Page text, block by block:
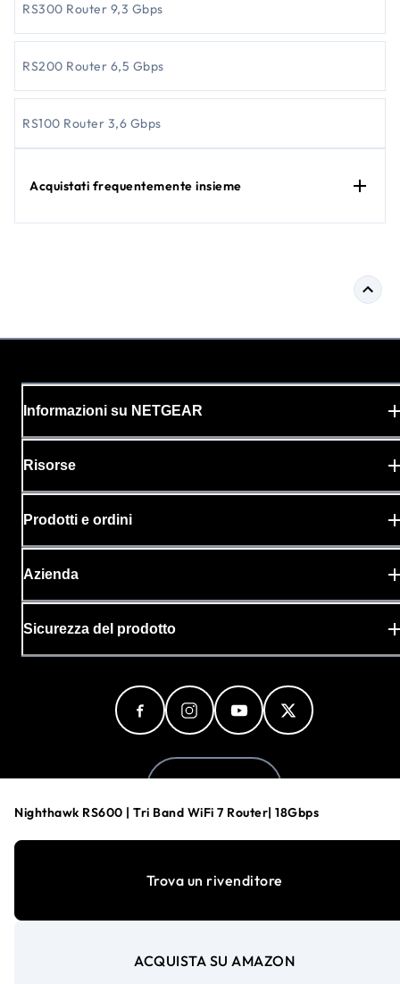
RS300 Router 9,3 Gbps
RS200 Router 6,5 Gbps
RS100 Router 3,6 Gbps
Acquistati frequentemente insieme
Nighthawk RS600 | Tri Band WiFi 7 Router| 18Gbps
Trova un rivenditore
ACQUISTA SU AMAZON
Informazioni su NETGEAR
Risorse
Prodotti e ordini
Azienda
Sicurezza del prodotto
Preferenze cookie
Termini e condizioni
©1996-2026NETGEAR®